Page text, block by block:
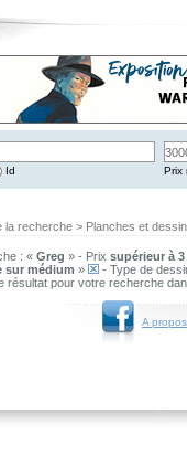
Id Prix
la recherche > Planches et
: « Greg » - Prix supérieur à 3
sur médium »
- Type de
résultat pour votre recherche
A